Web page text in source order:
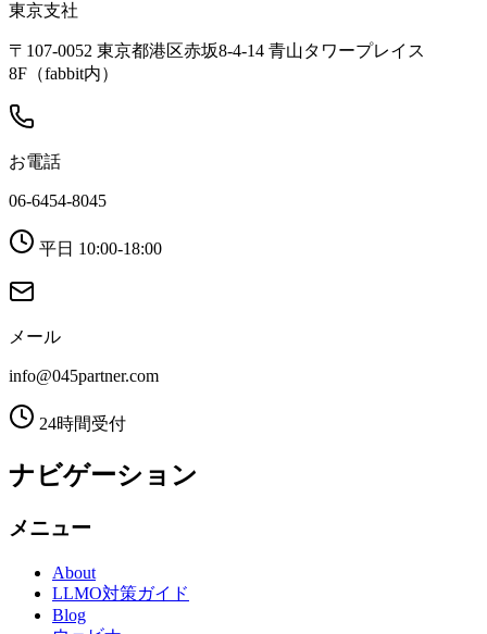
東京支社
〒107-0052 東京都港区赤坂8-4-14 青山タワープレイス
8F（fabbit内）
お電話
06-6454-8045
平日 10:00-18:00
メール
info@045partner.com
24時間受付
ナビゲーション
メニュー
About
LLMO対策ガイド
Blog